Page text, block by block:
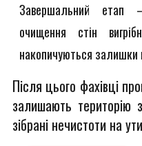
Завершальний етап
очищення стін
накопичуються залишки
Після цього фахівці
залишають територію
зібрані нечистоти на